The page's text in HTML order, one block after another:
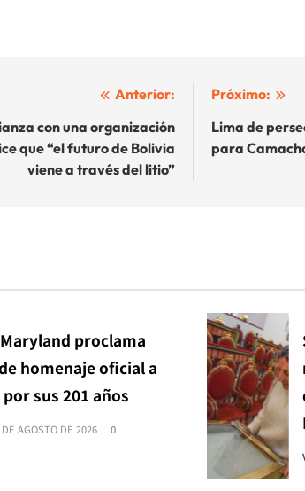
Anterior:
con una organización
que “el futuro de Bolivia
viene a través del litio”
Próximo:
Lima de
para
proclama
homenaje oficial a
sus 201 años
AGOSTO DE 2026 0